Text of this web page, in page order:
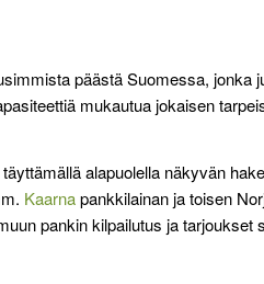
päästä Suomessa, jonka
mukautua jokaisen
alapuolella näkyvän
Kaarnapankkilainan ja toisen
pankin kilpailutus ja tarjoukset